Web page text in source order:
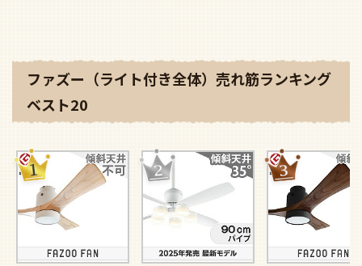
ファズー（ライト付き全体）売れ筋ランキング
ベスト20